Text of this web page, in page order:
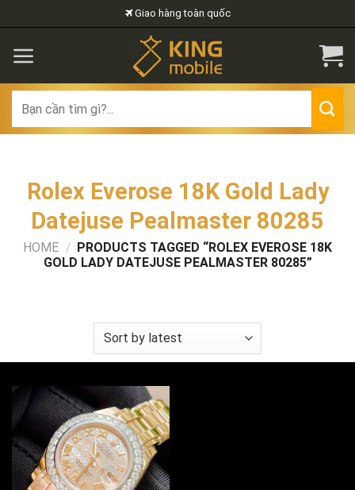
to
content
Giao hàng toàn quốc
for:
Rolex Everose 18K Gold Lady
Datejuse Pealmaster 80285
HOME / PRODUCTS TAGGED “ROLEX EVEROSE 18K
GOLD LADY DATEJUSE PEALMASTER 80285”